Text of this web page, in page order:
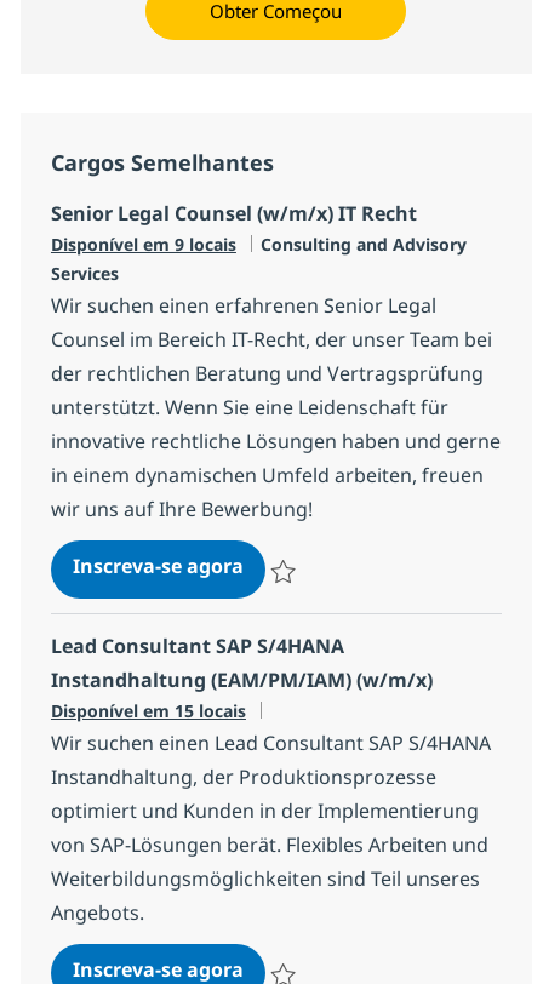
Obter Começou
Cargos Semelhantes
Senior Legal Counsel (w/m/x) IT Recht
Disponível em 9 locais Categoria
Consulting and Advisory
Services
Wir suchen einen erfahrenen Senior Legal
Counsel im Bereich IT-Recht, der unser Team bei
der rechtlichen Beratung und Vertragsprüfung
unterstützt. Wenn Sie eine Leidenschaft für
innovative rechtliche Lösungen haben und gerne
in einem dynamischen Umfeld arbeiten, freuen
wir uns auf Ihre Bewerbung!
Inscreva-se agoraSenior Legal Counsel (w/m/x)
Lead Consultant SAP S/4HANA
Instandhaltung (EAM/PM/IAM) (w/m/x)
Disponível em 15 locais
Wir suchen einen Lead Consultant SAP S/4HANA
Instandhaltung, der Produktionsprozesse
optimiert und Kunden in der Implementierung
von SAP-Lösungen berät. Flexibles Arbeiten und
Weiterbildungsmöglichkeiten sind Teil unseres
Angebots.
Inscreva-se agoraLead Consultant SAP S/